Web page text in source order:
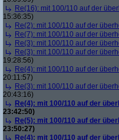
Re(16): mit 100/110 auf der
15:36:35)
Re(2): mit 100/110 auf der
Re(7): mit 100/110 auf der
Re(3): mit 100/110 auf der
Re(3): mit 100/110 auf der
19:28:56)
Re(4): mit 100/110 auf der
20:11:57)
Re(3): mit 100/110 auf der
20:43:16)
Re(4): mit 100/110 auf der
23:42:50)
Re(5): mit 100/110 auf der
23:50:27)
Re(4): mit 100/110 auf der